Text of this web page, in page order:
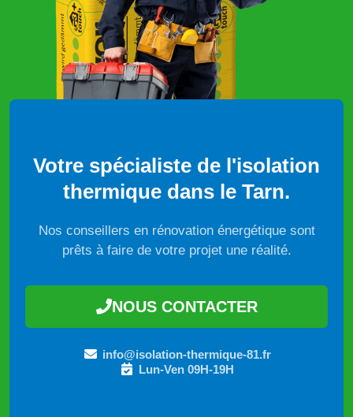
Votre spécialiste de l'isolation
thermique dans le Tarn.
Nos conseillers en rénovation énergétique sont
prêts à faire de votre projet une réalité.
NOUS CONTACTER
info@isolation-thermique-81.fr
Lun-Ven 09H-19H